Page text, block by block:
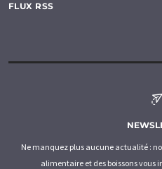
FLUX RSS
Ne manquez plus aucune actualité :
alimentaire et des boissons vous